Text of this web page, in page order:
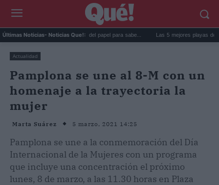
Últimas Noticias- Noticias Que!:
de la nevera: el truco del papel para sabe... Las 5 mejores playas de
Actualidad
Pamplona se une al 8-M con un
homenaje a la trayectoria la
mujer
Marta Suárez 5 marzo, 2021 14:25
Pamplona se une a la conmemoración del Día
Internacional de la Mujeres con un programa
que incluye una concentración el próximo
lunes, 8 de marzo, a las 11.30 horas en Plaza